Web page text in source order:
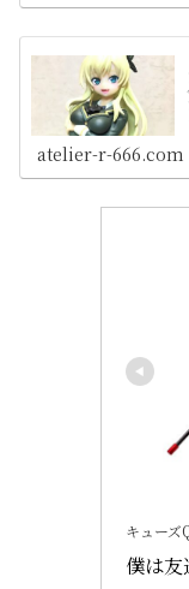
atelier-r-666.com
キューズ
僕は